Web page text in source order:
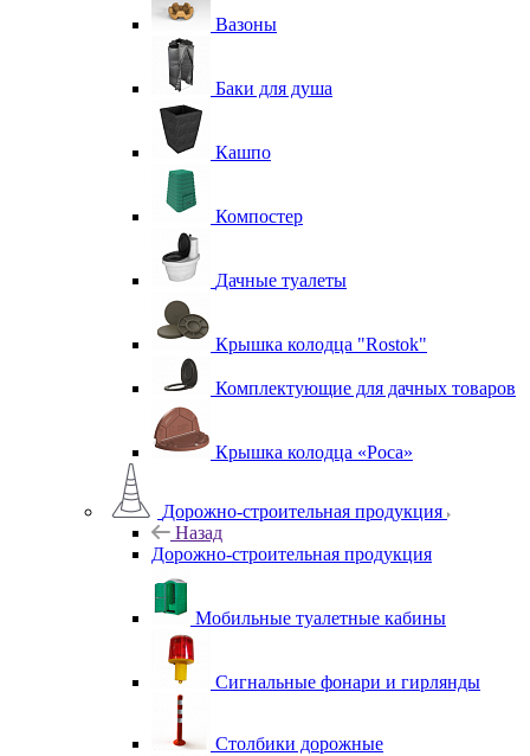
Вазоны
Баки для душа
Кашпо
Компостер
Дачные туалеты
Крышка колодца "Rostok"
Комплектующие для дачных товаров
Крышка колодца «Роса»
Дорожно-строительная продукция
Назад
Дорожно-строительная продукция
Мобильные туалетные кабины
Сигнальные фонари и гирлянды
Столбики дорожные